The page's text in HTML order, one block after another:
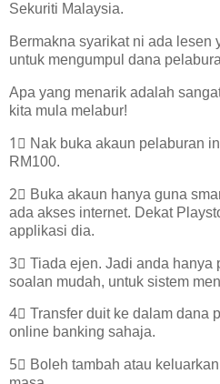
Sekuriti Malaysia.
Bermakna syarikat ni ada lesen
untuk mengumpul dana
Apa yang menarik adalah
kita mula melabur!
1⃣ Nak buka akaun pelaburan
RM100.
2⃣ Buka akaun hanya guna
ada akses internet. Dekat
applikasi dia.
3⃣ Tiada ejen. Jadi anda hanya
soalan mudah, untuk sistem
4⃣ Transfer duit ke dalam dana
online banking sahaja.
5⃣ Boleh tambah atau